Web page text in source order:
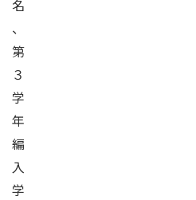
名
、
第
３
学
年
編
入
学